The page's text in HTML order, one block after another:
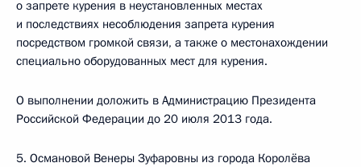
о запрете курения в неустановленных местах
и последствиях несоблюдения запрета курения
посредством громкой связи, а также о местонахождении
специально оборудованных мест для курения.
О выполнении доложить в Администрацию Президента
Российской Федерации до 20 июля 2013 года.
5. Османовой Венеры Зуфаровны из города Королёва